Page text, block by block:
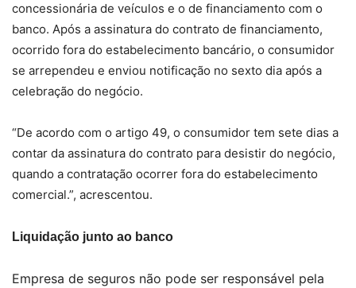
concessionária de veículos e o de financiamento com o
banco. Após a assinatura do contrato de financiamento,
ocorrido fora do estabelecimento bancário, o consumidor
se arrependeu e enviou notificação no sexto dia após a
celebração do negócio.
“De acordo com o artigo 49, o consumidor tem sete dias a
contar da assinatura do contrato para desistir do negócio,
quando a contratação ocorrer fora do estabelecimento
comercial.”, acrescentou.
Liquidação junto ao banco
Empresa de seguros não pode ser responsável pela